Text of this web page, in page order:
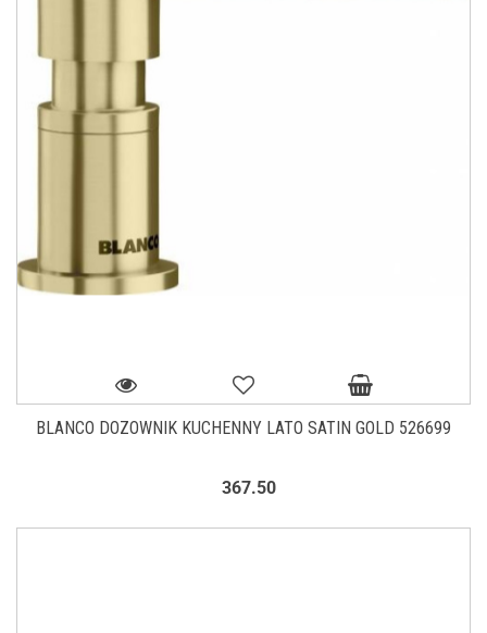
BLANCO DOZOWNIK KUCHENNY LATO SATIN GOLD 526699
367.50